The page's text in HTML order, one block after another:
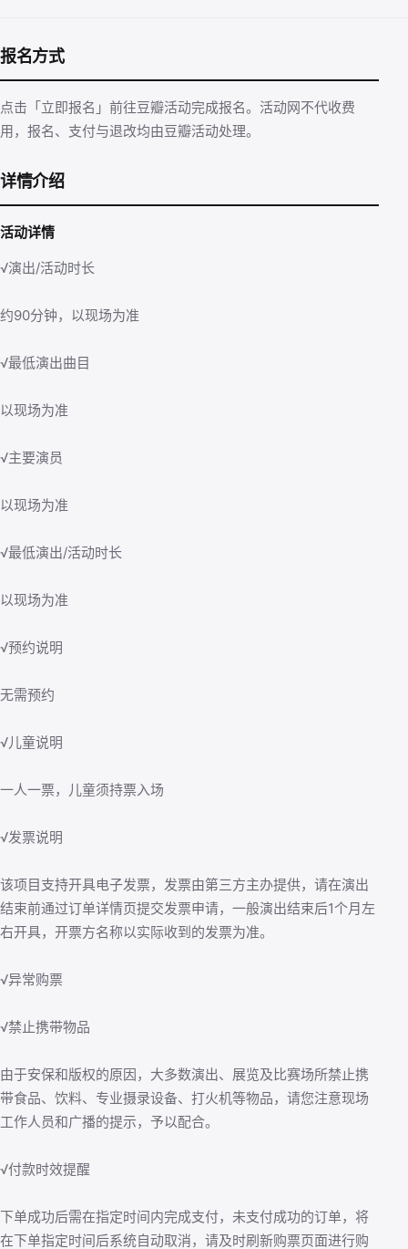
报名方式
点击「立即报名」前往豆瓣活动完成报名。活动网不代收费
用，报名、支付与退改均由豆瓣活动处理。
详情介绍
活动详情
√演出/活动时长
约90分钟，以现场为准
√最低演出曲目
以现场为准
√主要演员
以现场为准
√最低演出/活动时长
以现场为准
√预约说明
无需预约
√儿童说明
一人一票，儿童须持票入场
√发票说明
该项目支持开具电子发票，发票由第三方主办提供，请在演出
结束前通过订单详情页提交发票申请，一般演出结束后1个月左
右开具，开票方名称以实际收到的发票为准。
√异常购票
√禁止携带物品
由于安保和版权的原因，大多数演出、展览及比赛场所禁止携
带食品、饮料、专业摄录设备、打火机等物品，请您注意现场
工作人员和广播的提示，予以配合。
√付款时效提醒
下单成功后需在指定时间内完成支付，未支付成功的订单，将
在下单指定时间后系统自动取消，请及时刷新购票页面进行购